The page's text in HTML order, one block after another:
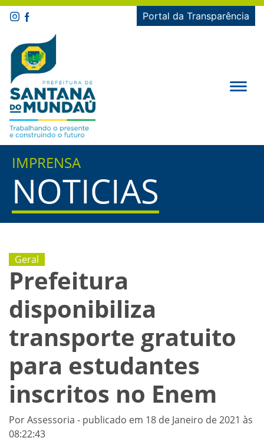
Portal da Transparência
IMPRENSA
NOTICIAS
Geral
Prefeitura
disponibiliza
transporte gratuito
para estudantes
inscritos no Enem
Por Assessoria - publicado em 18 de Janeiro de 2021 às
08:22:43